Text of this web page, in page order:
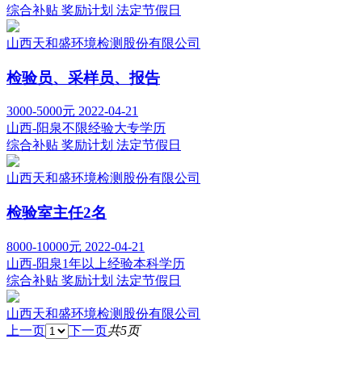
综合补贴 奖励计划 法定节假日
山西天和盛环境检测股份有限公司
检验员、采样员、报告
3000-5000元 2022-04-21
山西-阳泉不限经验大专学历
综合补贴 奖励计划 法定节假日
山西天和盛环境检测股份有限公司
检验室主任2名
8000-10000元 2022-04-21
山西-阳泉1年以上经验本科学历
综合补贴 奖励计划 法定节假日
山西天和盛环境检测股份有限公司
上一页
下一页共5页